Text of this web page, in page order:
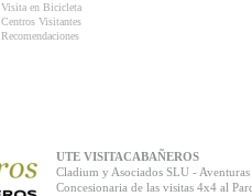
Visita en Bicicleta
Centros Visitantes
Recomendaciones
UTE VISITACABAÑEROS
Cladium y Asociados SLU -
Concesionaria de las visitas 4x4 al